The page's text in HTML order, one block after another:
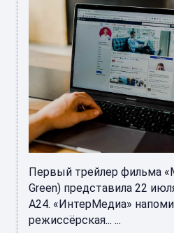
Первый трейлер фильма
Green) представила 22
А24. «ИнтерМедиа»
режиссёрская... ...